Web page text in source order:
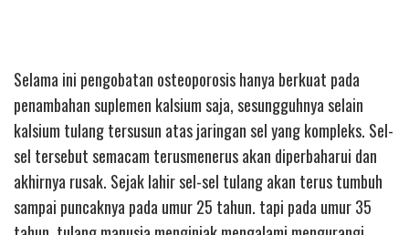
Selama ini pengobatan osteoporosis hanya berkuat pada
penambahan suplemen kalsium saja, sesungguhnya selain
kalsium tulang tersusun atas jaringan sel yang kompleks. Sel-
sel tersebut semacam terusmenerus akan diperbaharui dan
akhirnya rusak. Sejak lahir sel-sel tulang akan terus tumbuh
sampai puncaknya pada umur 25 tahun. tapi pada umur 35